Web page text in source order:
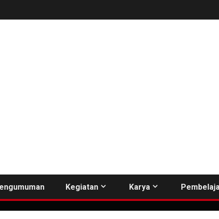
Kegiatan Karya